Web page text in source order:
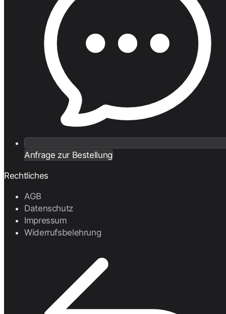
Anfrage zur Bestellung
Rechtliches
AGB
Datenschutz
Impressum
Widerrufsbelehrung